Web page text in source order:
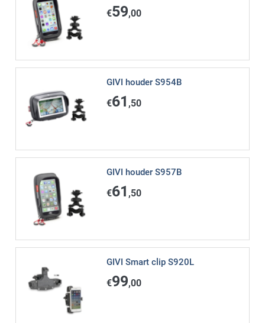
€59,00
GIVI houder S954B
€61 ,50
GIVI houder S957B
€61 ,50
GIVI Smart clip S920L
€99,00